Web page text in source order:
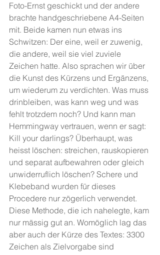
Foto-Ernst geschickt und der andere
brachte handgeschriebene A4-Seiten
mit. Beide kamen nun etwas ins
Schwitzen: Der eine, weil er zuwenig,
die andere, weil sie viel zuviele
Zeichen hatte. Also sprachen wir über
die Kunst des Kürzens und Ergänzens,
um wiederum zu verdichten. Was muss
drinbleiben, was kann weg und was
fehlt trotzdem noch? Und kann man
Hemmingway vertrauen, wenn er sagt:
Kill your darlings? Überhaupt, was
heisst löschen: streichen, rauskopieren
und separat aufbewahren oder gleich
unwiderruflich löschen? Schere und
Klebeband wurden für dieses
Procedere nur zögerlich verwendet.
Diese Methode, die ich nahelegte, kam
nur mässig gut an. Womöglich lag das
aber auch der Kürze des Textes: 3300
Zeichen als Zielvorgabe sind